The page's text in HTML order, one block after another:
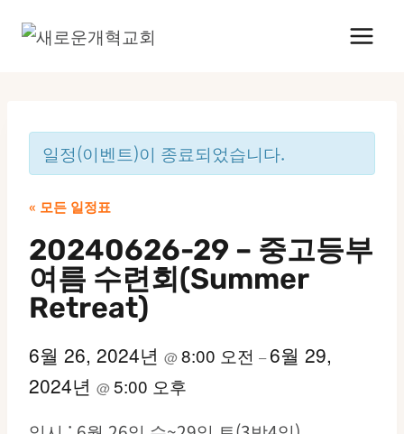
일정(이벤트)이 종료되었습니다.
« 모든 일정표
20240626-29 – 중고등부
여름 수련회(Summer
Retreat)
6월 26, 2024년 @8:00 오전 –6월 29,
2024년 @5:00 오후